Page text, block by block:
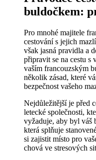
buldočkem:
Pro mnohé majitele
cestování s jejich
však jasná pravidla a
připravit se na cestu s
vaším francouzským
několik zásad, které
bezpečnost vašeho
Nejdůležitější je před
letecké společnosti,
vyžaduje, aby byl váš
která splňuje
si zajistit místo pro
chová ve stresových